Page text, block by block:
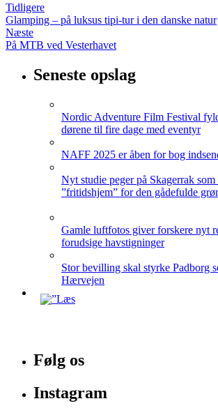
Tidligere
Glamping – på luksus tipi-tur i den danske natur
Næste
På MTB ved Vesterhavet
Seneste opslag
Nordic Adventure Film Festival
dørene til fire dage med eventyr
NAFF 2025 er åben for bog
Nyt studie peger på Skagerrak som
”fritidshjem” for den gådefulde
Gamle luftfotos giver forskere nyt
forudsige havstigninger
Stor bevilling skal styrke Padborg
Hærvejen
Følg os
Instagram